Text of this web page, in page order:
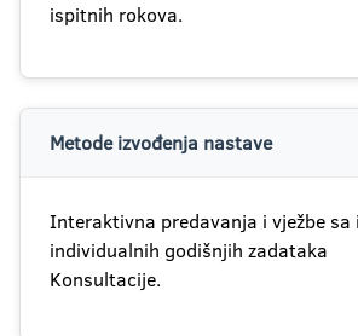
ispitnih rokova.
Metode izvođenja nastave
Interaktivna predavanja i vježbe sa
individualnih godišnjih zadataka
Konsultacije.